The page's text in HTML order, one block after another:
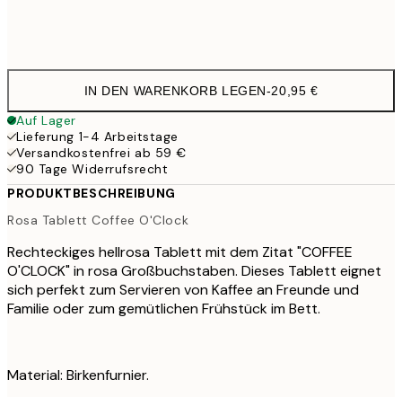
IN DEN WARENKORB LEGEN-20,95 €
Auf Lager
Lieferung 1-4 Arbeitstage
Versandkostenfrei ab 59 €
90 Tage Widerrufsrecht
PRODUKTBESCHREIBUNG
Rosa Tablett Coffee O'Clock
Rechteckiges hellrosa Tablett mit dem Zitat "COFFEE
O'CLOCK" in rosa Großbuchstaben. Dieses Tablett eignet
sich perfekt zum Servieren von Kaffee an Freunde und
Familie oder zum gemütlichen Frühstück im Bett.
Material: Birkenfurnier.